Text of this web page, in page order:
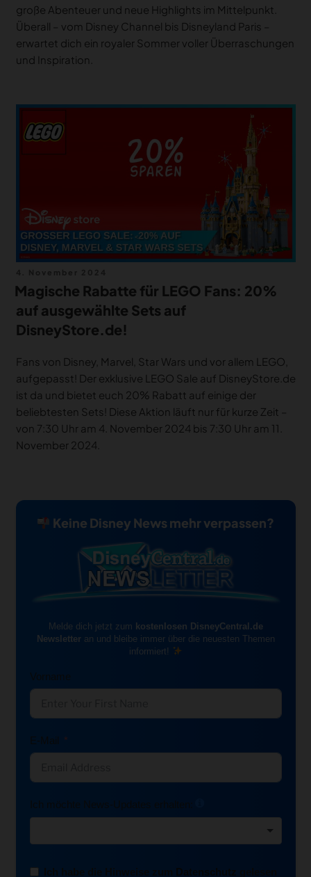
große Abenteuer und neue Highlights im Mittelpunkt.
Überall – vom Disney Channel bis Disneyland Paris –
erwartet dich ein royaler Sommer voller Überraschungen
und Inspiration.
am
Magische Rabatte für LEGO Fans: 20%
auf ausgewählte Sets auf
DisneyStore.de!
Fans von Disney, Marvel, Star Wars und vor allem LEGO,
aufgepasst! Der exklusive LEGO Sale auf DisneyStore.de
ist da und bietet euch 20% Rabatt auf einige der
beliebtesten Sets! Diese Aktion läuft nur für kurze Zeit –
von 7:30 Uhr am 4. November 2024 bis 7:30 Uhr am 11.
November 2024.
Keine Disney News mehr verpassen?
Melde dich jetzt zum kostenlosen DisneyCentral.de
Newsletteran und bleibe immer über die neuesten Themen
informiert!
Vorname
E-Mail
Ich möchte News-Updates erhalten:
Ich habe die Hinweise zum Datenschutz